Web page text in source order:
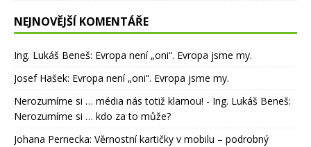
NEJNOVĚJŠÍ KOMENTÁŘE
Ing. Lukáš Beneš: Evropa není „oni“. Evropa jsme my.
Josef Hašek: Evropa není „oni“. Evropa jsme my.
Nerozumíme si … média nás totiž klamou! - Ing. Lukáš Beneš:
Nerozumíme si … kdo za to může?
Johana Pernecka: Věrnostní kartičky v mobilu – podrobný